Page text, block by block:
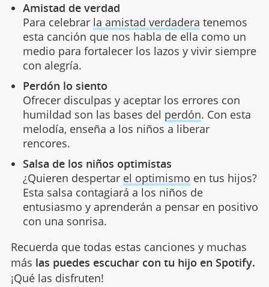
Amistad de verdad
Para celebrar la amistad verdadera tenemos
esta canción que nos habla de ella como un
medio para fortalecer los lazos y vivir siempre
con alegría.
Perdón lo siento
Ofrecer disculpas y aceptar los errores con
humildad son las bases del perdón. Con esta
melodía, enseña a los niños a liberar
rencores.
Salsa de los niños optimistas
¿Quieren despertar el optimismo en tus hijos?
Esta salsa contagiará a los niños de
entusiasmo y aprenderán a pensar en positivo
con una sonrisa.
Recuerda que todas estas canciones y muchas
más las puedes escuchar con tu hijo en Spotify.
¡Qué las disfruten!